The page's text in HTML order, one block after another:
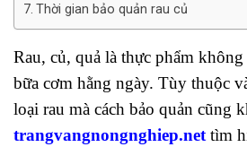
Thời gian bảo quản rau củ
Rau, củ, quả là thực phẩm
bữa cơm hằng ngày. Tùy thuộc
loại rau mà cách bảo quản cũng
trangvangnongnghiep.net tìm